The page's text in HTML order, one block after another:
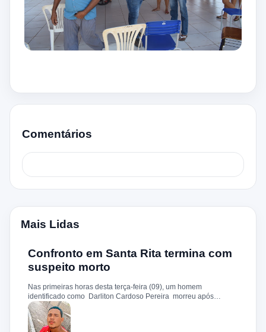
Comentários
Mais Lidas
Confronto em Santa Rita termina com
suspeito morto
Nas primeiras horas desta terça-feira (09), um homem
identificado como Darliton Cardoso Pereira morreu após
confronto com a Polícia Militar no povoado Timbotiba, zona rural
de Santa Rita. De acordo com a PM, os policiais estavam
cumprindo um mandado de prisão contra Darliton, apontado